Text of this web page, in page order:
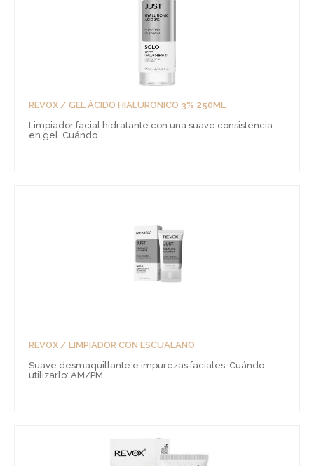
REVOX / GEL ÁCIDO HIALURONICO 3% 250ML
Limpiador facial hidratante con una suave consistencia
en gel. Cuándo...
REVOX / LIMPIADOR CON ESCUALANO
Suave desmaquillante e impurezas faciales. Cuándo
utilizarlo: AM/PM...